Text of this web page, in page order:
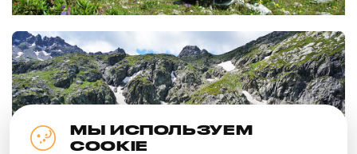
МЫ ИСПОЛЬЗУЕМ
COOKIE